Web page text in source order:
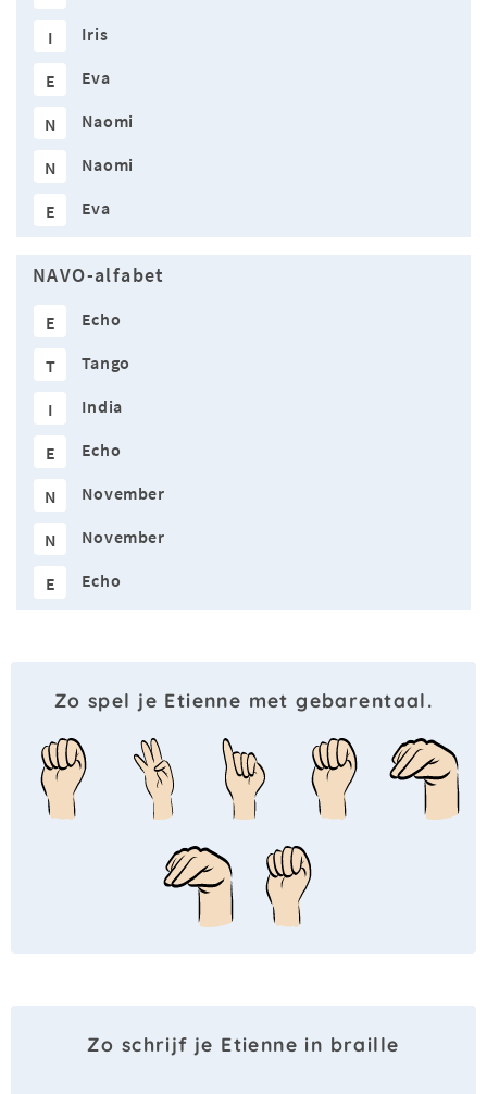
I Iris
E Eva
N Naomi
N Naomi
E Eva
NAVO-alfabet
E Echo
T Tango
I India
E Echo
N November
N November
E Echo
Zo spel je Etienne met gebarentaal.
Zo schrijf je Etienne in braille